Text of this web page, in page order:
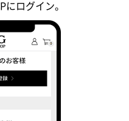
にログイン。